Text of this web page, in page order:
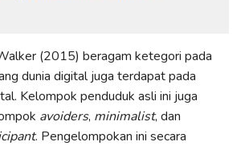
(2015) beragam ketegori pada
dunia digital juga terdapat pada
Kelompok penduduk asli ini juga
avoiders, minimalist, dan
. Pengelompokan ini secara